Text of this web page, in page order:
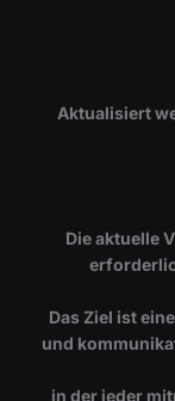
​Aktualisiert
Die aktuelle
Das Ziel ist
und
in der jeder